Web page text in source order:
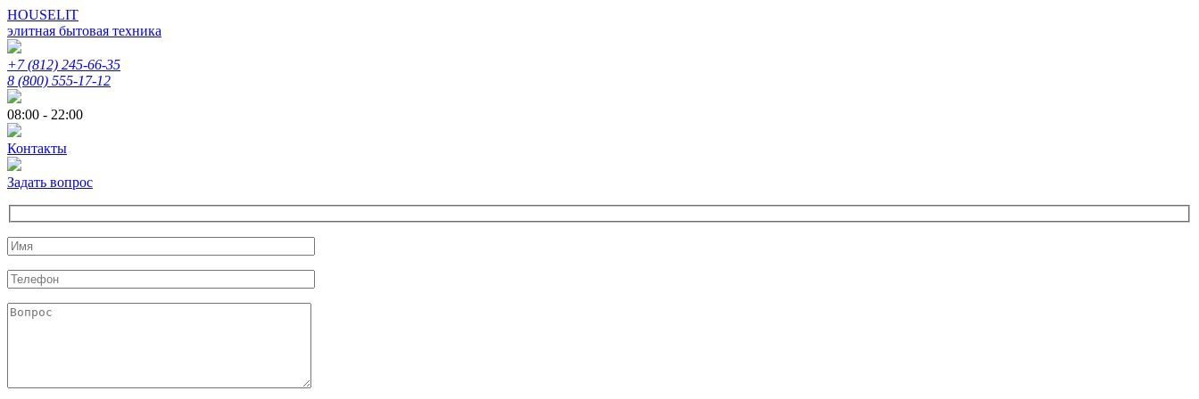
HOUSELIT
элитная бытовая техника
+7 (812) 245-66-35
8 (800) 555-17-12
08:00 - 22:00
Контакты
Задать вопрос